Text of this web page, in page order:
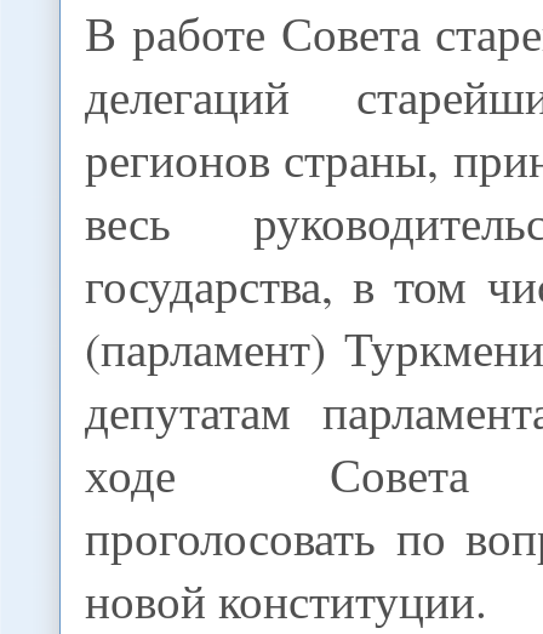
В работе Совета
делегаций
регионов страны,
весь
государства, в том
(парламент)
депутатам
ходе Совета
проголосовать по
новой конституции.